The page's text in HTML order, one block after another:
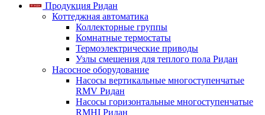
Продукция Ридан
Коттеджная автоматика
Коллекторные группы
Комнатные термостаты
Термоэлектрические приводы
Узлы смешения для теплого пола Ридан
Насосное оборудование
Насосы вертикальные многоступенчатые
RMV Ридан
Насосы горизонтальные многоступенчатые
RMHI Ридан